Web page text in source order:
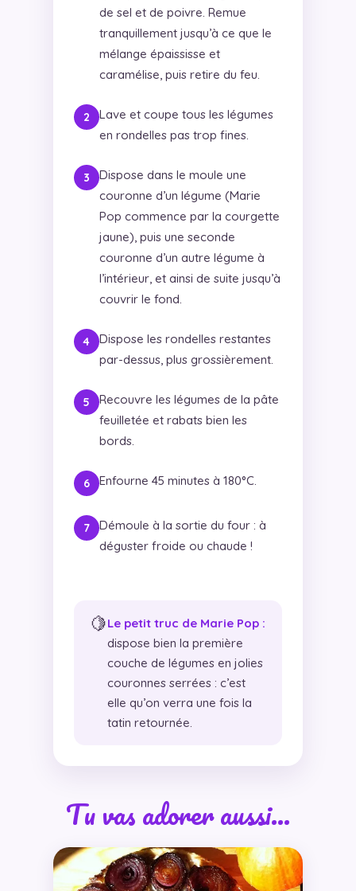
de sel et de poivre. Remue
tranquillement jusqu’à ce que le
mélange épaississe et
caramélise, puis retire du feu.
Lave et coupe tous les légumes
en rondelles pas trop fines.
Dispose dans le moule une
couronne d’un légume (Marie
Pop commence par la courgette
jaune), puis une seconde
couronne d’un autre légume à
l’intérieur, et ainsi de suite jusqu’à
couvrir le fond.
Dispose les rondelles restantes
par-dessus, plus grossièrement.
Recouvre les légumes de la pâte
feuilletée et rabats bien les
bords.
Enfourne 45 minutes à 180°C.
Démoule à la sortie du four : à
déguster froide ou chaude !
🍋Le petit truc de Marie Pop :
dispose bien la première
couche de légumes en jolies
couronnes serrées : c’est
elle qu’on verra une fois la
tatin retournée.
Tu vas adorer aussi…